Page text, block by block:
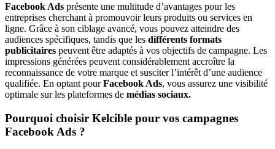
Facebook Ads présente une multitude d’avantages pour les
entreprises cherchant à promouvoir leurs produits ou services en
ligne. Grâce à son ciblage avancé, vous pouvez atteindre des
audiences spécifiques, tandis que les différents formats
publicitaires peuvent être adaptés à vos objectifs de campagne. Les
impressions générées peuvent considérablement accroître la
reconnaissance de votre marque et susciter l’intérêt d’une audience
qualifiée. En optant pourFacebook Ads, vous assurez une visibilité
optimale sur les plateformes de médias sociaux.
Pourquoi choisir Kelcible pour vos campagnes
Facebook Ads ?